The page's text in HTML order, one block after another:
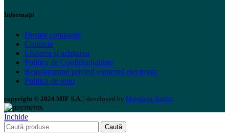
Informaţii
Despre companie
Contacte
Livrarea și achitarea
Politica de Confidențialitate
Regulamentul privind comerțul electronic
Politica de retur
copyright © 2024 MIF S.A. | developed by Mandarin Studio.
Închide
Caută